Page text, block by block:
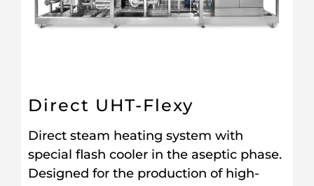
Direct UHT-Flexy
Direct steam heating system with
special flash cooler in the aseptic phase.
Designed for the production of high-